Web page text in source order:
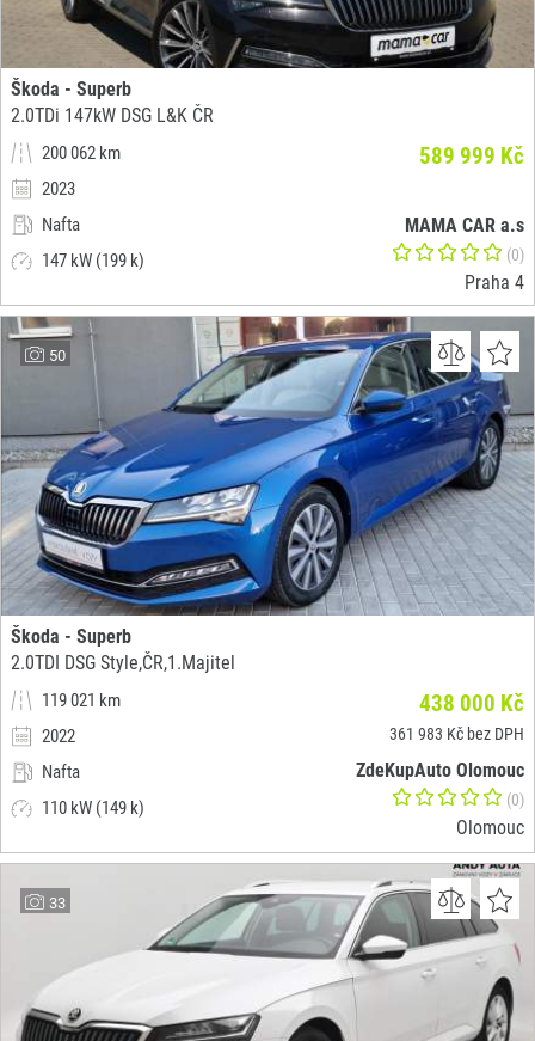
Škoda - Superb
2.0TDi 147kW DSG L&K ČR
200 062 km
2023
Nafta
147 kW (199 k)
589 999 Kč
MAMA CAR a.s
(0)
Praha 4
50
Škoda - Superb
2.0TDI DSG Style,ČR,1.Majitel
119 021 km
2022
Nafta
110 kW (149 k)
438 000 Kč
361 983 Kč bez DPH
ZdeKupAuto Olomouc
(0)
Olomouc
33